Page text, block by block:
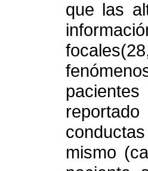
que las
mismo